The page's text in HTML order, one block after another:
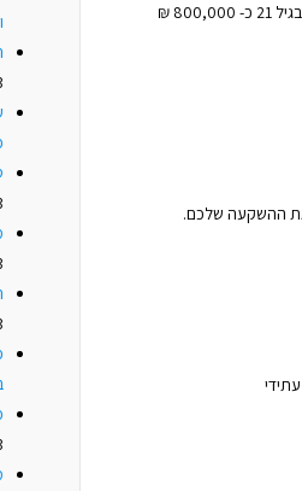
איפה עוד זה יכול לעזור לנו? אם נחסוך לילד 100,000 ₪ ביום הלידה, הוא יקבל בגיל 21 כ- 800,000 ₪